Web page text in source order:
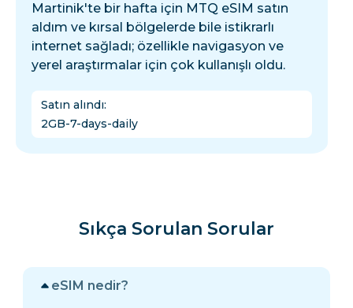
Martinik'te bir hafta için MTQ eSIM satın
aldım ve kırsal bölgelerde bile istikrarlı
internet sağladı; özellikle navigasyon ve
yerel araştırmalar için çok kullanışlı oldu.
Satın alındı:
2GB-7-days-daily
Sıkça Sorulan Sorular
eSIM nedir?